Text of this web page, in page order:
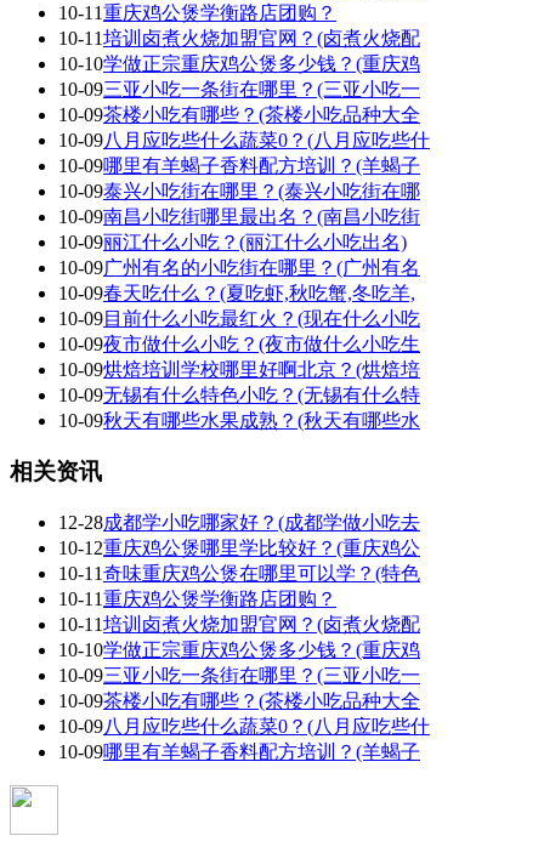
10-11重庆鸡公煲学衡路店团购？
10-11培训卤煮火烧加盟官网？(卤煮火烧配
10-10学做正宗重庆鸡公煲多少钱？(重庆鸡
10-09三亚小吃一条街在哪里？(三亚小吃一
10-09茶楼小吃有哪些？(茶楼小吃品种大全
10-09八月应吃些什么蔬菜0？(八月应吃些什
10-09哪里有羊蝎子香料配方培训？(羊蝎子
10-09泰兴小吃街在哪里？(泰兴小吃街在哪
10-09南昌小吃街哪里最出名？(南昌小吃街
10-09丽江什么小吃？(丽江什么小吃出名)
10-09广州有名的小吃街在哪里？(广州有名
10-09春天吃什么？(夏吃虾,秋吃蟹,冬吃羊,
10-09目前什么小吃最红火？(现在什么小吃
10-09夜市做什么小吃？(夜市做什么小吃生
10-09烘焙培训学校哪里好啊北京？(烘焙培
10-09无锡有什么特色小吃？(无锡有什么特
10-09秋天有哪些水果成熟？(秋天有哪些水
相关资讯
12-28成都学小吃哪家好？(成都学做小吃去
10-12重庆鸡公煲哪里学比较好？(重庆鸡公
10-11奇味重庆鸡公煲在哪里可以学？(特色
10-11重庆鸡公煲学衡路店团购？
10-11培训卤煮火烧加盟官网？(卤煮火烧配
10-10学做正宗重庆鸡公煲多少钱？(重庆鸡
10-09三亚小吃一条街在哪里？(三亚小吃一
10-09茶楼小吃有哪些？(茶楼小吃品种大全
10-09八月应吃些什么蔬菜0？(八月应吃些什
10-09哪里有羊蝎子香料配方培训？(羊蝎子